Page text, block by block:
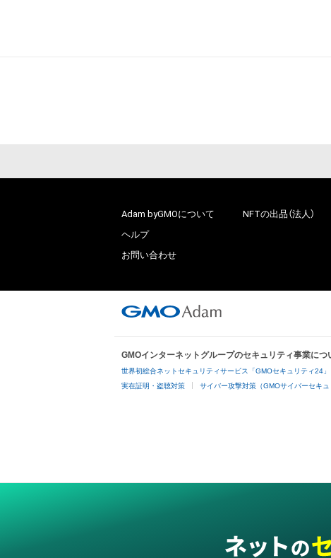
Adam byGMOについて
ヘルプ
お問い合わせ
NFTの出品（法人）
GMOインターネットグループのセキュリティ事業につ
世界初総合ネットセキュリティサービス「GMOセキュリティ24」
実在証明・盗聴対策 サイバー攻撃対策（GMOサイバーセキュ